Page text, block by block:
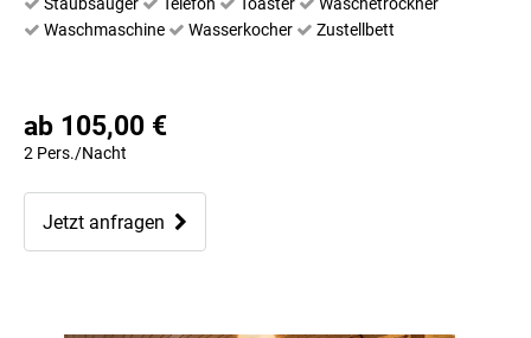
Staubsauger
Telefon Toaster
Wäschetrockner
Waschmaschine
Wasserkocher Zustellbett
ab 105,00 €
2 Pers./Nacht
Jetzt anfragen